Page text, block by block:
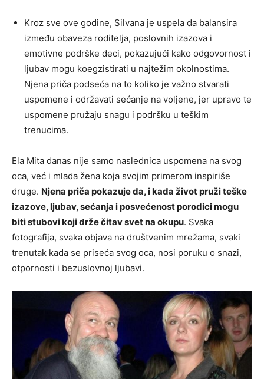
Kroz sve ove godine, Silvana je uspela da balansira
između obaveza roditelja, poslovnih izazova i
emotivne podrške deci, pokazujući kako odgovornost i
ljubav mogu koegzistirati u najtežim okolnostima.
Njena priča podseća na to koliko je važno stvarati
uspomene i održavati sećanje na voljene, jer upravo te
uspomene pružaju snagu i podršku u teškim
trenucima.
Ela Mita danas nije samo naslednica uspomena na svog
oca, već i mlada žena koja svojim primerom inspiriše
druge. Njena priča pokazuje da, i kada život pruži teške
izazove, ljubav, sećanja i posvećenost porodici mogu
biti stubovi koji drže čitav svet na okupu. Svaka
fotografija, svaka objava na društvenim mrežama, svaki
trenutak kada se priseća svog oca, nosi poruku o snazi,
otpornosti i bezuslovnoj ljubavi.